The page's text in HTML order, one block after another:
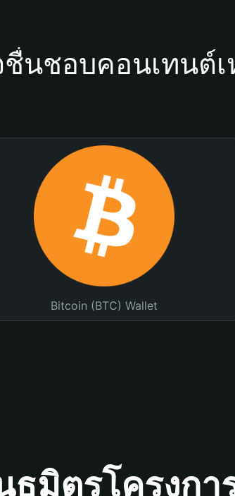
นชอบคอนเทนต์
Bitcoin (BTC) Wallet
ธมิตรโครงกา